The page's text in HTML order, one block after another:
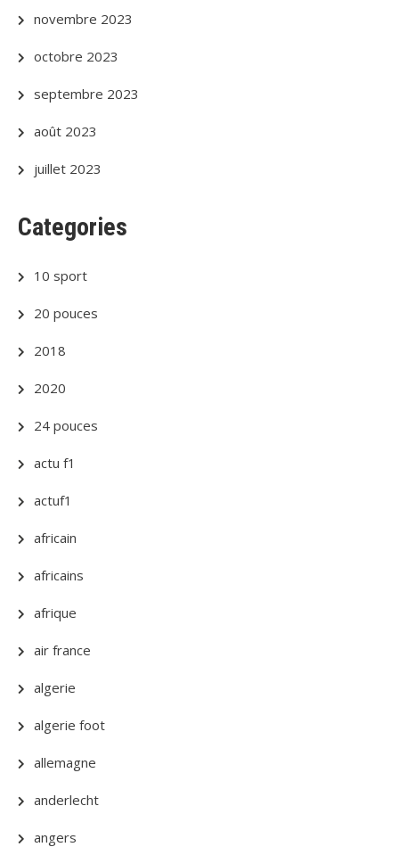
novembre 2023
octobre 2023
septembre 2023
août 2023
juillet 2023
Categories
10 sport
20 pouces
2018
2020
24 pouces
actu f1
actuf1
africain
africains
afrique
air france
algerie
algerie foot
allemagne
anderlecht
angers